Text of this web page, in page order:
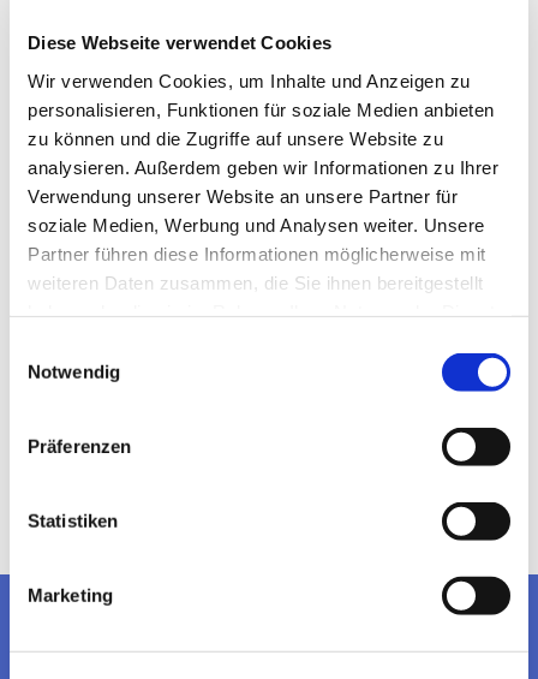
Diese Webseite verwendet Cookies
Wir verwenden Cookies, um Inhalte und Anzeigen zu
personalisieren, Funktionen für soziale Medien anbieten
zu können und die Zugriffe auf unsere Website zu
analysieren. Außerdem geben wir Informationen zu Ihrer
Verwendung unserer Website an unsere Partner für
soziale Medien, Werbung und Analysen weiter. Unsere
Partner führen diese Informationen möglicherweise mit
weiteren Daten zusammen, die Sie ihnen bereitgestellt
Notwendig
Präferenzen
Statistiken
Marketing
EV. KIRCHENGEMEINDE